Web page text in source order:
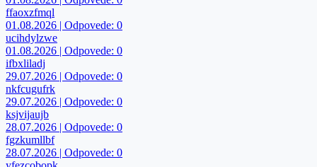
ffaoxzfmql
01.08.2026 | Odpovede: 0
ucihdylzwe
01.08.2026 | Odpovede: 0
ifbxliladj
29.07.2026 | Odpovede: 0
nkfcugufrk
29.07.2026 | Odpovede: 0
ksjvijaujb
28.07.2026 | Odpovede: 0
fgzkumllbf
28.07.2026 | Odpovede: 0